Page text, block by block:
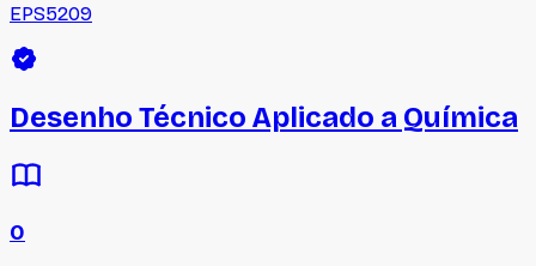
EPS5209
Desenho Técnico Aplicado a Química
0